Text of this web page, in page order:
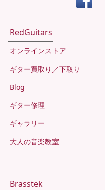
RedGuitars
オンラインストア
ギター買取り／下取り
Blog
ギター修理
ギャラリー
大人の音楽教室
Brasstek